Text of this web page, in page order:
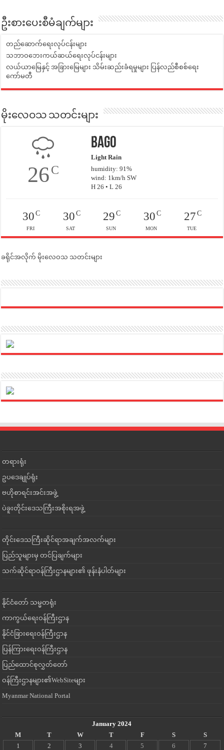
ဦးစားပေးစီမံချက်များ
တည်ဆောက်ရေးလုပ်ငန်းများ
သဘာဝဘေးကယ်ဆယ်ရေးလုပ်ငန်းများ
လယ်ယာမြေနှင့် အခြားမြေများ သိမ်းဆည်းခံရမှုများ ပြန်လည်စီစစ်ရေး
ကော်မတီ
မိုးလေဝသ သတင်းများ
26C
Bago
Light Rain
humidity: 91%
wind: 1km/h SW
H 26 • L 26
30C
FRI
30C
SAT
29 C
SUN
30C
MON
27C
TUE
ခရိုင်အလိုက် မိုးလေဝသ သတင်းများ
တရားရုံး
ဥပဒေချုပ်ရုံး
ဗဟိုစာရင်းအင်းအဖွဲ့
ပဲခူးတိုင်းဒေသကြီးအစိုးရအဖွဲ့
တိုင်းဒေသကြီးဆိုင်ရာအချက်အလက်များ
ပြည်သူများမှ တင်ပြချက်များ
သက်ဆိုင်ရာဝန်ကြီးဌာနများ၏ ဖုန်းနံပါတ်များ
နိုင်ငံတော် သမ္မတရုံး
ကာကွယ်ရေးဝန်ကြီးဌာန
နိုင်ငံခြားရေးဝန်ကြီးဌာန
ပြန်ကြားရေးဝန်ကြီးဌာန
ပြည်ထောင်စုလွှတ်တော်
ဝန်ကြီးဌာနများ၏WebSiteများ
Myanmar National Portal
January 2024
M
T W T F S
S
1
2 3 4 5 6 7